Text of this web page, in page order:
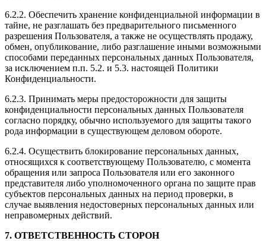
6.2.2. Обеспечить хранение конфиденциальной информации в
тайне, не разглашать без предварительного письменного
разрешения Пользователя, а также не осуществлять продажу,
обмен, опубликование, либо разглашение иными возможными
способами переданных персональных данных Пользователя,
за исключением п.п. 5.2. и 5.3. настоящей Политики
Конфиденциальности.
6.2.3. Принимать меры предосторожности для защиты
конфиденциальности персональных данных Пользователя
согласно порядку, обычно используемого для защиты такого
рода информации в существующем деловом обороте.
6.2.4. Осуществить блокирование персональных данных,
относящихся к соответствующему Пользователю, с момента
обращения или запроса Пользователя или его законного
представителя либо уполномоченного органа по защите прав
субъектов персональных данных на период проверки, в
случае выявления недостоверных персональных данных или
неправомерных действий.
7. ОТВЕТСТВЕННОСТЬ СТОРОН